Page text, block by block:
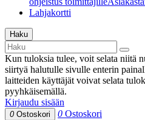
Lahjakortti
Haku
Kun tuloksia tulee, voit selata niitä
siirtyä halutulle sivulle enterin
laitteiden käyttäjät voivat selata
pyyhkäisemällä.
Kirjaudu sisään
0 Ostoskori 0 Ostoskori